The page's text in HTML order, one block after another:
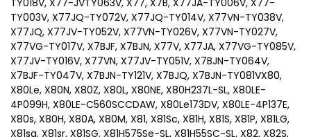
TY018V, X77-JVTY063V, X77, X7B, X77JA-TY006V, X77-
TY003V, X77JQ-TY072V, X77JQ-TY014V, X77VN-TY038V,
X77JQ, X77JV-TY052V, X77VN-TY026V, X77VN-TY027V,
X77VG-TY017V, X7BJF, X7BJN, X77V, X77JA, X77VG-TY085V,
X77JV-TY016V, X77VN, X77JV-TY051V, X7BJN-TY064V,
X7BJF-TY047V, X7BJN-TY121V, X7BJQ, X7BJN-TY081VX80,
X80Le, X80N, X80Z, X80L, X80NE, X80H237L-SL, X80LE-
4P099H, X80LE-C560SCCDAW, X80Le173DV, X80LE-4P137E,
X80s, X80H, X80A, X80M, X81, X81Sc, X81H, X81S, X81P, X81LG,
X81sq, X81sr, X81SG, X81H575Se-SL, X81H55SC-SL, X82, X82S,